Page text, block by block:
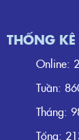
THỐNG KÊ
Online: 2
Tuần:
Tháng:
Tổng: